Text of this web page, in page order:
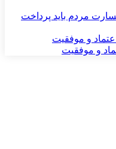
به ۸ شرکت؛ خسارت مردم باید پرداخت
و موفقیت